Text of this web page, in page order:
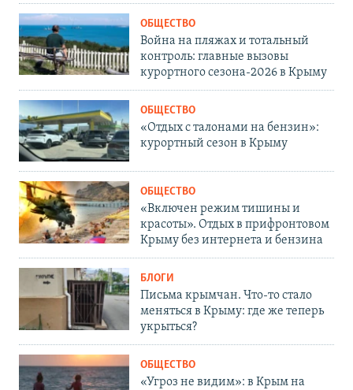
ОБЩЕСТВО
Война на пляжах и тотальный
контроль: главные вызовы
курортного сезона-2026 в Крыму
ОБЩЕСТВО
«Отдых с талонами на бензин»:
курортный сезон в Крыму
ОБЩЕСТВО
«Включен режим тишины и
красоты». Отдых в прифронтовом
Крыму без интернета и бензина
БЛОГИ
Письма крымчан. Что-то стало
меняться в Крыму: где же теперь
укрыться?
ОБЩЕСТВО
«Угроз не видим»: в Крым на